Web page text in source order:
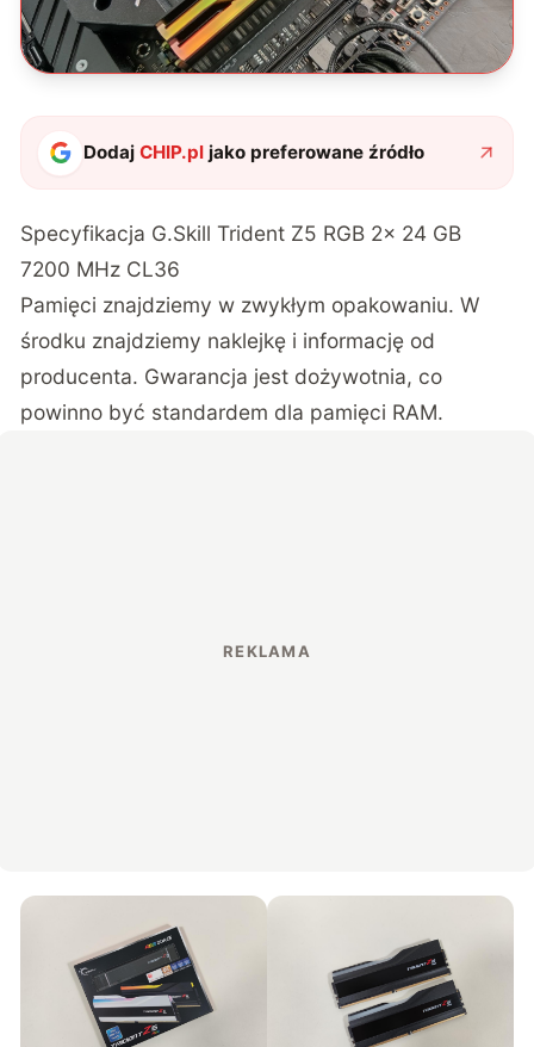
DodajCHIP.pl jako preferowane źródło
Specyfikacja G.Skill Trident Z5 RGB 2x 24 GB
7200 MHz CL36
Pamięci znajdziemy w zwykłym opakowaniu. W
środku znajdziemy naklejkę i informację od
producenta. Gwarancja jest dożywotnia, co
powinno być standardem dla pamięci RAM.